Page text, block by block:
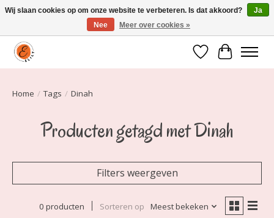
Elily is er om jou te laten stralen! Mode vanaf maat 34 t/m 54
Verlanglijst
Home / Tags / Dinah
Producten getagd met Dinah
Filters weergeven
0 producten Sorteren op Meest bekeken
Wij slaan cookies op om onze website te verbeteren. Is dat akkoord?
Ja
Nee
Meer over cookies »